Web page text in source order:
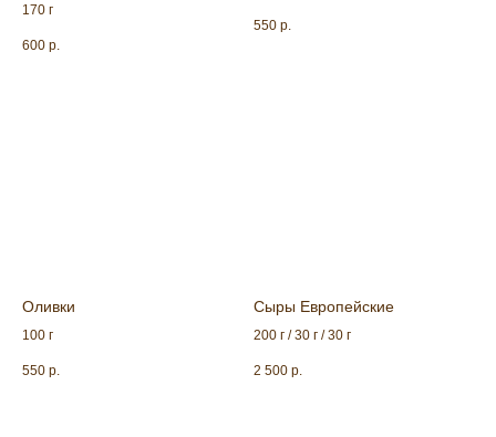
170 г
600 р.
550 р.
Оливки
100 г
550 р.
Сыры Европейские
200 г / 30 г / 30 г
2 500 р.